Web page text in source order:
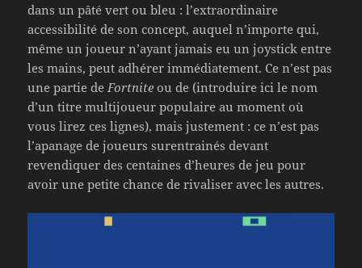
dans un pâté vert ou bleu : l’extraordinaire
accessibilité de son concept, auquel n’importe qui,
même un joueur n’ayant jamais eu un joystick entre
les mains, peut adhérer immédiatement. Ce n’est pas
une partie de Fortnite ou de (introduire ici le nom
d’un titre multijoueur populaire au moment où
vous lirez ces lignes), mais justement : ce n’est pas
l’apanage de joueurs surentrainés devant
revendiquer des centaines d’heures de jeu pour
avoir une petite chance de rivaliser avec les autres.